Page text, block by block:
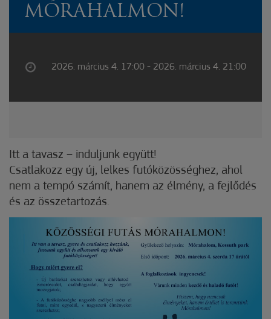
MÓRAHALMON!
2026. március 4. 17:00 - 2026. március 4. 21:00
Itt a tavasz – induljunk együtt!
Csatlakozz egy új, lelkes futóközösséghez, ahol
nem a tempó számít, hanem az élmény, a fejlődés
és az összetartozás.